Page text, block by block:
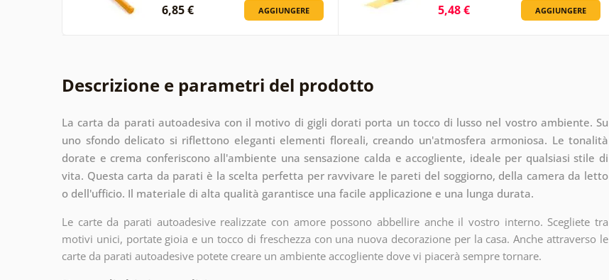
6,85 € AGGIUNGERE 5,48 € AGGIUNGERE
Descrizione e parametri del prodotto
La carta da parati autoadesiva con il motivo di gigli dorati porta un tocco di lusso nel vostro ambiente. Su
uno sfondo delicato si riflettono eleganti elementi floreali, creando un'atmosfera armoniosa. Le tonalità
dorate e crema conferiscono all'ambiente una sensazione calda e accogliente, ideale per qualsiasi stile di
vita. Questa carta da parati è la scelta perfetta per ravvivare le pareti del soggiorno, della camera da letto
o dell'ufficio. Il materiale di alta qualità garantisce una facile applicazione e una lunga durata.
Le carte da parati autoadesive realizzate con amore possono abbellire anche il vostro interno. Scegliete tra
motivi unici, portate gioia e un tocco di freschezza con una nuova decorazione per la casa. Anche attraverso le
carte da parati autoadesive potete creare un ambiente accogliente dove vi piacerà sempre tornare.